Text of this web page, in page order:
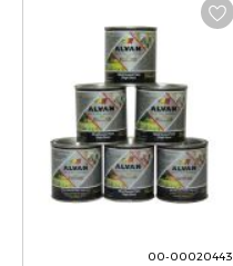
00-00020443